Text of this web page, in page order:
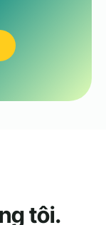
tôi.